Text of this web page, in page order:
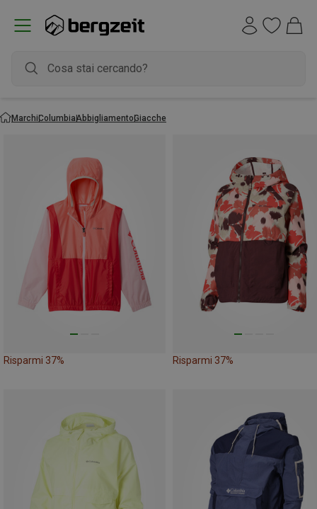
MarchiColumbiaAbbigliamentoGiacche
Risparmi 37% Risparmi 37%